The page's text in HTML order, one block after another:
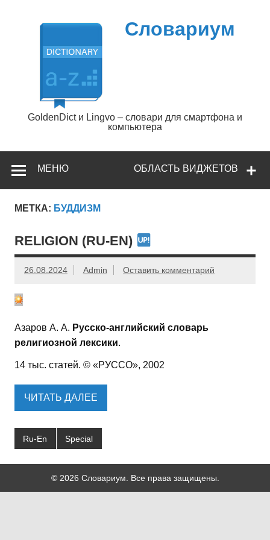
содержимому
Словариум
GoldenDict и Lingvo – словари для смартфона и
компьютера
ОБЛАСТЬ ВИДЖЕТОВ
МЕНЮ
МЕТКА: БУДДИЗМ
RELIGION (RU-EN)
26.08.2024 Admin Оставить комментарий
Азаров А. А. Русско-английский словарь
религиозной лексики.
14 тыс. статей. © «РУССО», 2002
ЧИТАТЬ ДАЛЕЕ
Ru-En Special
© 2026 Словариум. Все права защищены.